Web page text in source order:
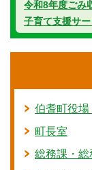
令和8年度ごみ
子育て支援サ
伯耆町役場
町長室
総務課・総